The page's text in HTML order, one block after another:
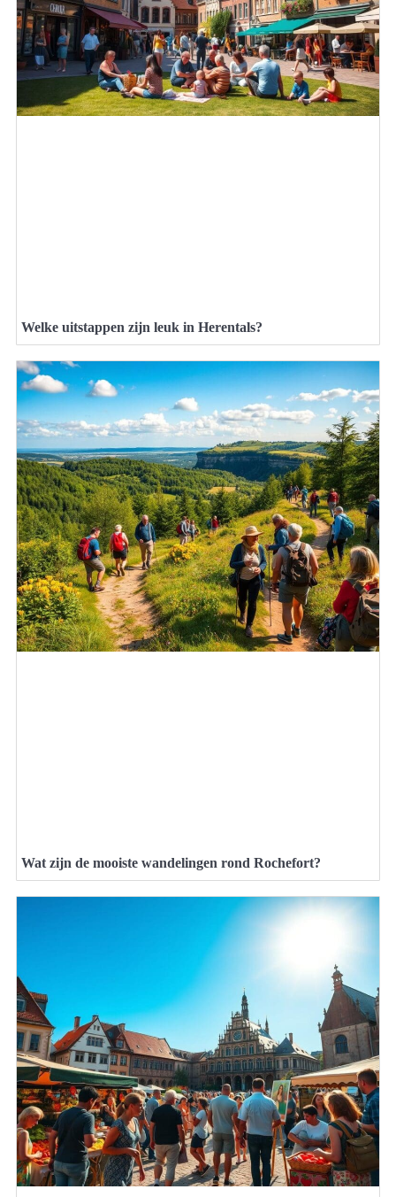
Welke uitstappen zijn leuk in Herentals?
Wat zijn de mooiste wandelingen rond Rochefort?